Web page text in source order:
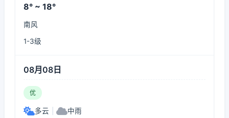
8° ~ 18°
南风
1-3级
08月08日
优
多云 中雨